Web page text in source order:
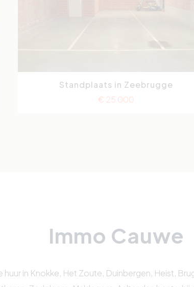
Graaf Jansdijk
Standplaats in Zeebrugge
€ 25 000
Immo Cauwe
in Knokke, Het Zoute, Duinbergen, Heist,